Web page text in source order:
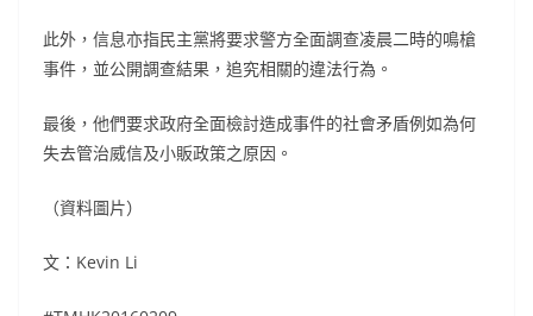
此外，信息亦指民主黨將要求警方全面調查凌晨二時的鳴槍
事件，並公開調查結果，追究相關的違法行為。
最後，他們要求政府全面檢討造成事件的社會矛盾例如為何
失去管治威信及小販政策之原因。
（資料圖片）
文：Kevin Li